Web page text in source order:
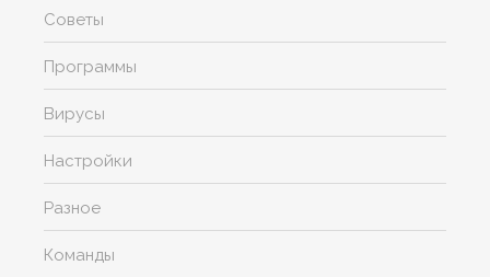
Советы
Программы
Вирусы
Настройки
Разное
Команды